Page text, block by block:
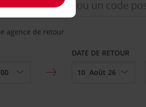
agence de retour
DATE DE RETOUR